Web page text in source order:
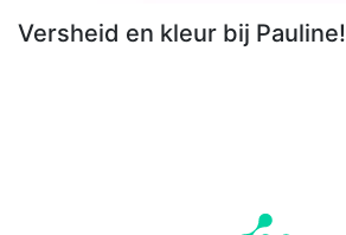
Versheid en kleur bij Pauline!